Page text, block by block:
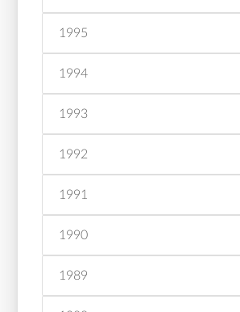
1995
1994
1993
1992
1991
1990
1989